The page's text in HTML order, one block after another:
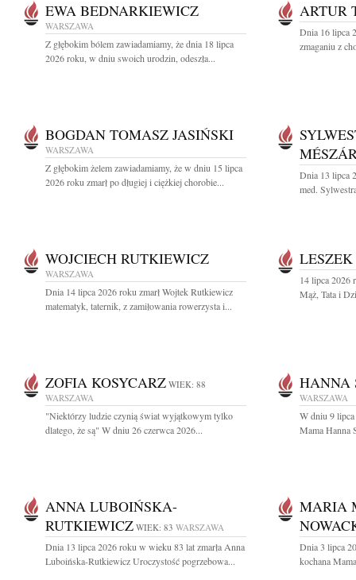
EWA BEDNARKIEWICZ
WARSZAWA
Z głębokim bólem zawiadamiamy, że dnia 18 lipca
2026 roku, w dniu swoich urodzin, odeszła...
ARTUR
Dnia 16 lipca
zmaganiu z
BOGDAN TOMASZ JASIŃSKI
WARSZAWA
Z głębokim żelem zawiadamiamy, że w dniu 15 lipca
2026 roku zmarł po długiej i ciężkiej chorobie...
Dnia 13 lipca
med.
WOJCIECH RUTKIEWICZ
WARSZAWA
Dnia 14 lipca 2026 roku zmarł Wojtek Rutkiewicz
matematyk, taternik, z zamiłowania rowerzysta i...
14 lipca 2026
Mąż, Tata i
ZOFIA KOSYCARZ WIEK: 88
WARSZAWA
"Niektórzy ludzie czynią świat wyjątkowym tylko
dlatego, że są" W dniu 26 czerwca 2026...
HANNA
WARSZAWA
W dniu 9 lipca
Mama Hanna
ANNA LUBOIŃSKA-
RUTKIEWICZ WIEK: 83 WARSZAWA
Dnia 13 lipca 2026 roku w wieku 83 lat zmarła Anna
Luboińska-Rutkiewicz Uroczystość pogrzebowa...
MARIA
Dnia 3 lipca
kochana